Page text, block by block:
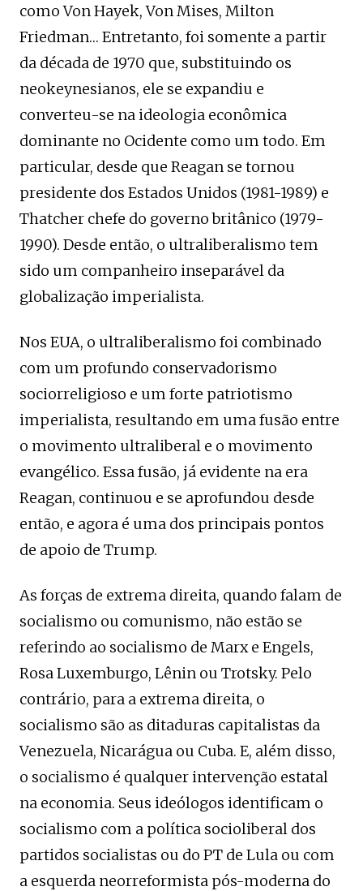
como Von Hayek, Von Mises, Milton
Friedman… Entretanto, foi somente a partir
da década de 1970 que, substituindo os
neokeynesianos, ele se expandiu e
converteu-se na ideologia econômica
dominante no Ocidente como um todo. Em
particular, desde que Reagan se tornou
presidente dos Estados Unidos (1981-1989) e
Thatcher chefe do governo britânico (1979-
1990). Desde então, o ultraliberalismo tem
sido um companheiro inseparável da
globalização imperialista.
Nos EUA, o ultraliberalismo foi combinado
com um profundo conservadorismo
sociorreligioso e um forte patriotismo
imperialista, resultando em uma fusão entre
o movimento ultraliberal e o movimento
evangélico. Essa fusão, já evidente na era
Reagan, continuou e se aprofundou desde
então, e agora é uma dos principais pontos
de apoio de Trump.
As forças de extrema direita, quando falam de
socialismo ou comunismo, não estão se
referindo ao socialismo de Marx e Engels,
Rosa Luxemburgo, Lênin ou Trotsky. Pelo
contrário, para a extrema direita, o
socialismo são as ditaduras capitalistas da
Venezuela, Nicarágua ou Cuba. E, além disso,
o socialismo é qualquer intervenção estatal
na economia. Seus ideólogos identificam o
socialismo com a política socioliberal dos
partidos socialistas ou do PT de Lula ou com
a esquerda neorreformista pós-moderna do